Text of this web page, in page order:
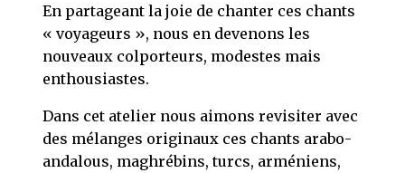
En partageant la joie de chanter ces chants
« voyageurs », nous en devenons les
nouveaux colporteurs, modestes mais
enthousiastes.
Dans cet atelier nous aimons revisiter avec
des mélanges originaux ces chants arabo-
andalous, maghrébins, turcs, arméniens,